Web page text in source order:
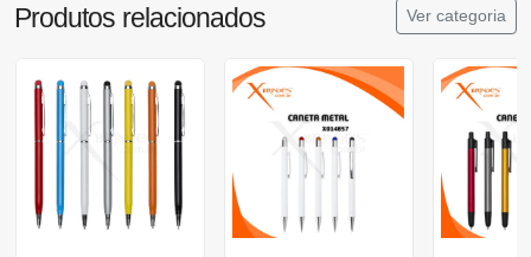
Produtos relacionados Ver categoria